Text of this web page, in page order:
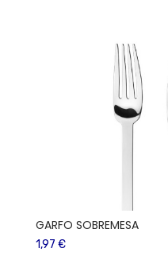
GARFO SOBREMESA
1,97 €